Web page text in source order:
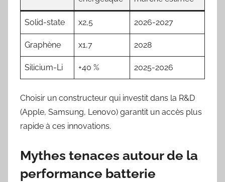
Solid-state x2,5 2026-2027
Graphène x1,7 2028
Silicium-Li +40 % 2025-2026
Choisir un constructeur qui investit dans la R&D
(Apple, Samsung, Lenovo) garantit un accès plus
rapide à ces innovations.
Mythes tenaces autour de la
performance batterie